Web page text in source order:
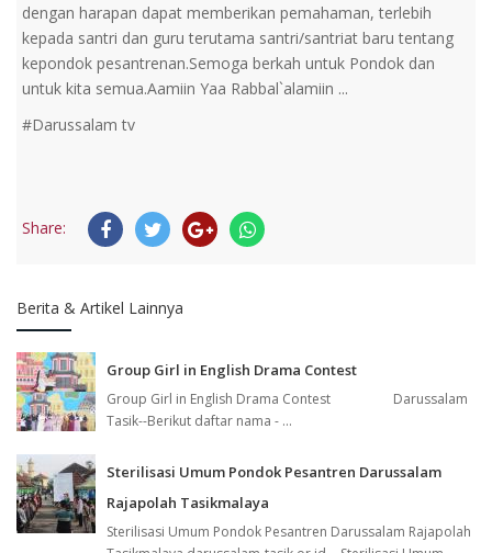
dengan harapan dapat memberikan pemahaman, terlebih
kepada santri dan guru terutama santri/santriat baru tentang
kepondok pesantrenan.Semoga berkah untuk Pondok dan
untuk kita semua.Aamiin Yaa Rabbal`alamiin ...
#Darussalam tv
Share:
Berita & Artikel Lainnya
Group Girl in English Drama Contest
Group Girl in English Drama Contest Darussalam
Tasik--Berikut daftar nama - ...
Sterilisasi Umum Pondok Pesantren Darussalam
Rajapolah Tasikmalaya
Sterilisasi Umum Pondok Pesantren Darussalam Rajapolah